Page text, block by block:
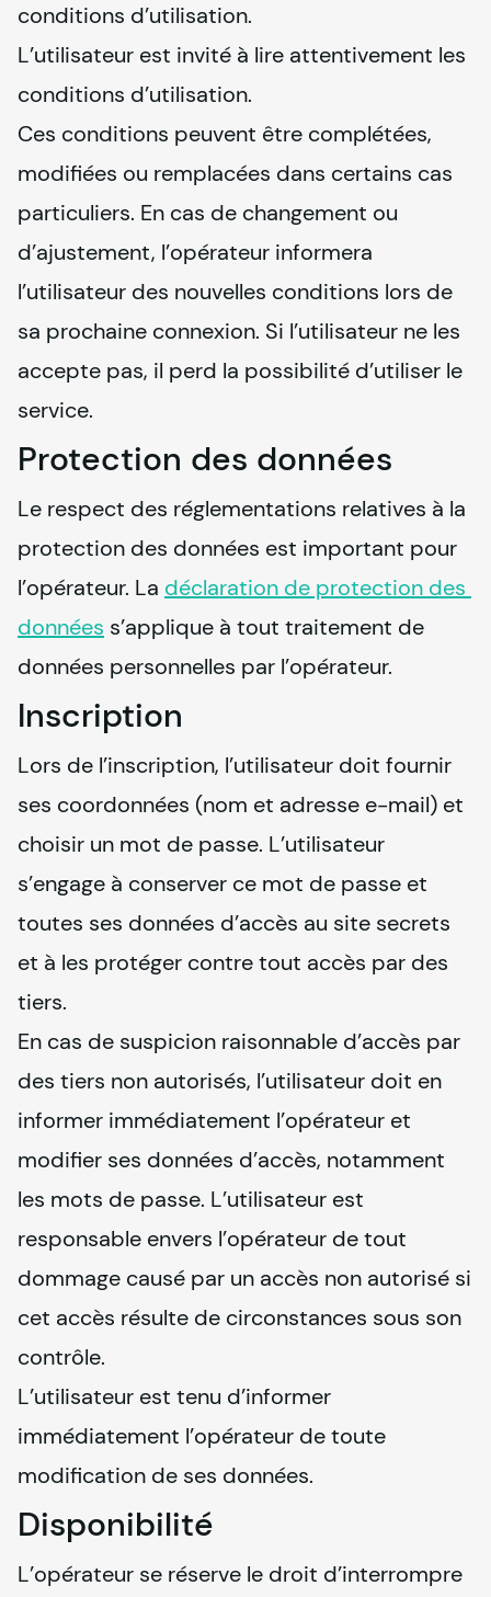
conditions d’utilisation.
L’utilisateur est invité à lire attentivement les
conditions d’utilisation.
Ces conditions peuvent être complétées,
modifiées ou remplacées dans certains cas
particuliers. En cas de changement ou
d’ajustement, l’opérateur informera
l’utilisateur des nouvelles conditions lors de
sa prochaine connexion. Si l’utilisateur ne les
accepte pas, il perd la possibilité d’utiliser le
service.
Protection des données
Le respect des réglementations relatives à la
protection des données est important pour
l’opérateur. La déclaration de protection des
données s’applique à tout traitement de
données personnelles par l’opérateur.
Inscription
Lors de l’inscription, l’utilisateur doit fournir
ses coordonnées (nom et adresse e-mail) et
choisir un mot de passe. L’utilisateur
s’engage à conserver ce mot de passe et
toutes ses données d’accès au site secrets
et à les protéger contre tout accès par des
tiers.
En cas de suspicion raisonnable d’accès par
des tiers non autorisés, l’utilisateur doit en
informer immédiatement l’opérateur et
modifier ses données d’accès, notamment
les mots de passe. L’utilisateur est
responsable envers l’opérateur de tout
dommage causé par un accès non autorisé si
cet accès résulte de circonstances sous son
contrôle.
L’utilisateur est tenu d’informer
immédiatement l’opérateur de toute
modification de ses données.
Disponibilité
L’opérateur se réserve le droit d’interrompre